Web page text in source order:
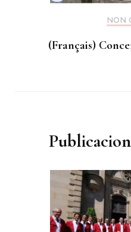
NON
(Français)